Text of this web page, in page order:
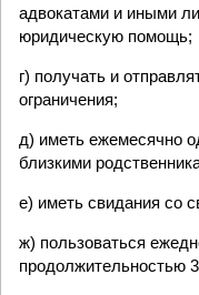
адвокатами и иными
юридическую помощь;
г) получать и
ограничения;
д) иметь ежемесячно
близкими
е) иметь свидания со
ж) пользоваться
продолжительностью